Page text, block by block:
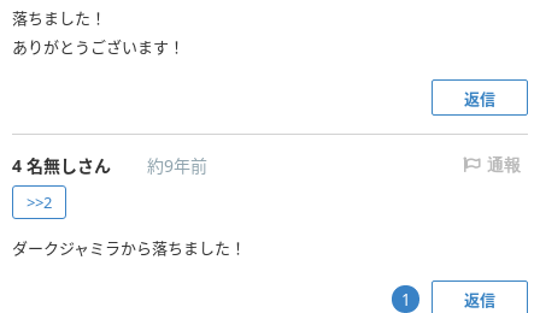
落ちました！
ありがとうございます！
返信
4 名無しさん 約9年前 通報
>>2
ダークジャミラから落ちました！
返信
1